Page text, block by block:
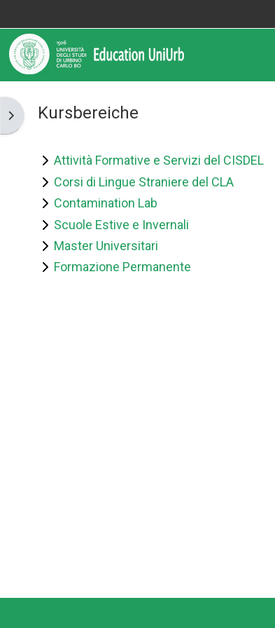
Informazioni
Assistenza
Informazioni generali
Istruzioni per docenti
Istruzioni per studenti
Contatti
Blockleiste öffnen
Kursbereiche
Attività Formative e Servizi del CISDEL
Corsi di Lingue Straniere del CLA
Contamination Lab
Scuole Estive e Invernali
Master Universitari
Formazione Permanente